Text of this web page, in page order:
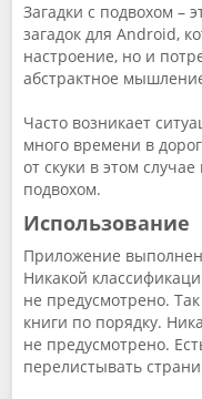
Загадки с подвохом –
загадок для Android,
настроение, но и
абстрактное
Часто возникает
много времени в
от скуки в этом
подвохом.
Использование
Приложение
Никакой
не предусмотрено.
книги по порядку.
не предусмотрено.
перелистывать